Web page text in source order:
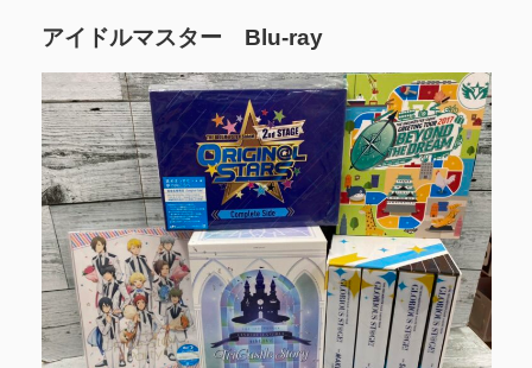
アイドルマスター Blu-ray